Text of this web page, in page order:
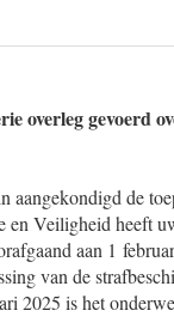
overleg gevoerd
aangekondigd de
Veiligheid heeft
aan 1
van de
2025 is het